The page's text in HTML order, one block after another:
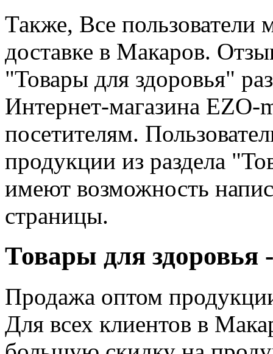
Также, Все пользователи
доставке в Макаров.
"Товары для здоровья"
Интернет-магазина
посетителям.
продукции из раздела
имеют возможность
страницы.
Товары для здоровья
Продажа оптом
Для всех клиентов в